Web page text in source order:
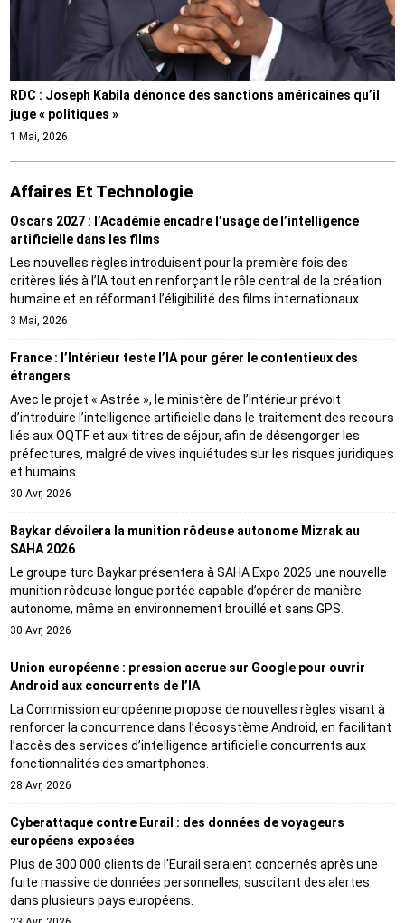
RDC : Joseph Kabila dénonce des sanctions américaines qu’il
juge « politiques »
1 Mai, 2026
Affaires Et Technologie
Oscars 2027 : l’Académie encadre l’usage de l’intelligence
artificielle dans les films
Les nouvelles règles introduisent pour la première fois des
critères liés à l’IA tout en renforçant le rôle central de la création
humaine et en réformant l’éligibilité des films internationaux
3 Mai, 2026
France : l’Intérieur teste l’IA pour gérer le contentieux des
étrangers
Avec le projet « Astrée », le ministère de l’Intérieur prévoit
d’introduire l’intelligence artificielle dans le traitement des recours
liés aux OQTF et aux titres de séjour, afin de désengorger les
préfectures, malgré de vives inquiétudes sur les risques juridiques
et humains.
30 Avr, 2026
Baykar dévoilera la munition rôdeuse autonome Mizrak au
SAHA 2026
Le groupe turc Baykar présentera à SAHA Expo 2026 une nouvelle
munition rôdeuse longue portée capable d’opérer de manière
autonome, même en environnement brouillé et sans GPS.
30 Avr, 2026
Union européenne : pression accrue sur Google pour ouvrir
Android aux concurrents de l’IA
La Commission européenne propose de nouvelles règles visant à
renforcer la concurrence dans l’écosystème Android, en facilitant
l’accès des services d’intelligence artificielle concurrents aux
fonctionnalités des smartphones.
28 Avr, 2026
Cyberattaque contre Eurail : des données de voyageurs
européens exposées
Plus de 300 000 clients de l’Eurail seraient concernés après une
fuite massive de données personnelles, suscitant des alertes
dans plusieurs pays européens.